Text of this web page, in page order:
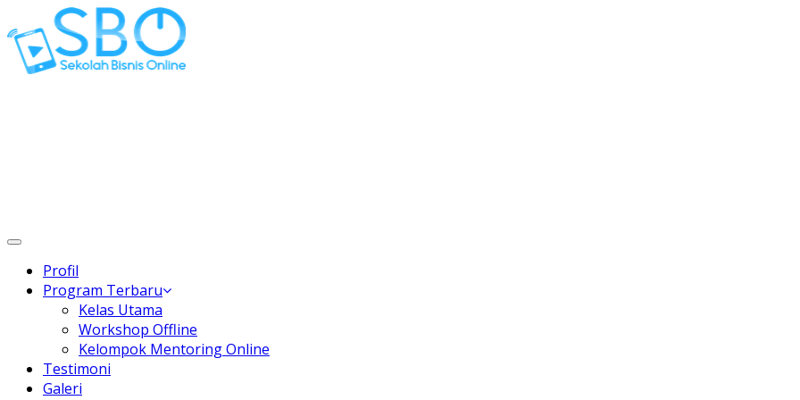
Toggle
Profil
Program Terbaru
Kelas Utama
Workshop Offline
Kelompok Mentoring Online
Testimoni
Galeri